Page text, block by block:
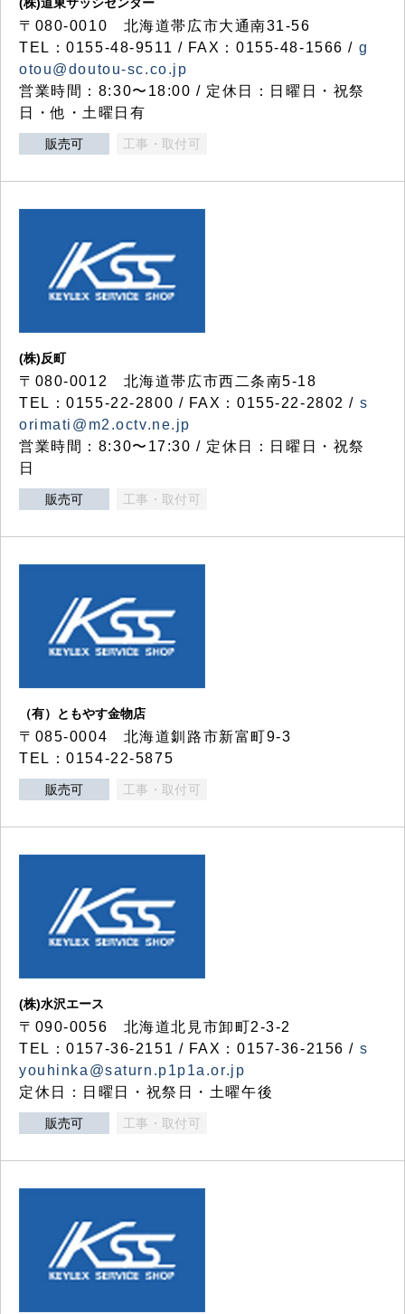
〒080-0010 北海道帯広市大通南31-56
TEL：0155-48-9511 / FAX：0155-48-1566 / g
otou@doutou-sc.co.jp
営業時間：8:30〜18:00 / 定休日：日曜日・祝祭
日・他・土曜日有
販売可 工事・取付可
(株)反町
〒080-0012 北海道帯広市西二条南5-18
TEL：0155-22-2800 / FAX：0155-22-2802 / s
orimati@m2.octv.ne.jp
営業時間：8:30〜17:30 / 定休日：日曜日・祝祭
日
販売可 工事・取付可
（有）ともやす金物店
〒085-0004 北海道釧路市新富町9-3
TEL：0154-22-5875
販売可 工事・取付可
(株)水沢エース
〒090-0056 北海道北見市卸町2-3-2
TEL：0157-36-2151 / FAX：0157-36-2156 / s
youhinka@saturn.p1p1a.or.jp
定休日：日曜日・祝祭日・土曜午後
販売可 工事・取付可